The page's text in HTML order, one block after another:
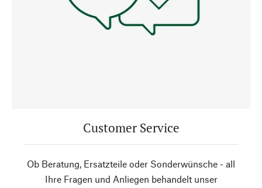
Customer Service
Ob Beratung, Ersatzteile oder Sonderwünsche - all
Ihre Fragen und Anliegen behandelt unser